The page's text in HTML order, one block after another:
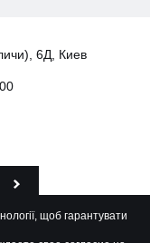
6Д, Киев
щоб гарантувати